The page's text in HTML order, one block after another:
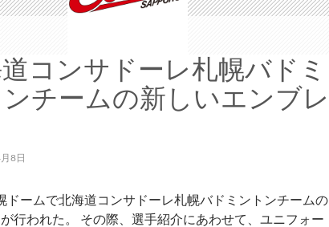
コンサドーレ札幌バドミ
チームの新しいエンブレ
8日
ドームで北海道コンサドーレ札幌バドミントンチームの
行われた。 その際、選手紹介にあわせて、ユニフォー